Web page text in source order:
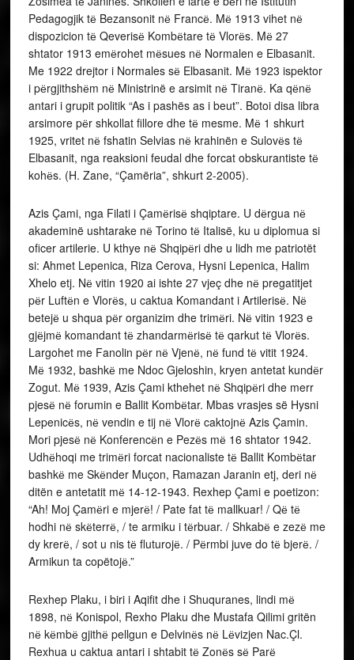
Pedagogjik tё Bezansonit nё Francё. Mё 1913 vihet nё
dispozicion tё Qeverisё Kombёtare tё Vlorёs. Mё 27
shtator 1913 emёrohet mёsues nё Normalen e Elbasanit.
Me 1922 drejtor i Normales sё Elbasanit. Mё 1923 ispektor
i pёrgjithshёm nё Ministrinë e arsimit nё Tiranё. Ka qёnё
antari i grupit politik “As i pashës as i beut”. Botoi disa libra
arsimore pёr shkollat fillore dhe tё mesme. Mё 1 shkurt
1925, vritet nё fshatin Selvias nё krahinën e Sulovёs tё
Elbasanit, nga reaksioni feudal dhe forcat obskurantiste tё
kohёs. (H. Zane, “Çamëria”, shkurt 2-2005).
Azis Çami, nga Filati i Çamёrisё shqiptare. U dёrgua nё
akademinë ushtarake nё Torino tё Italisë, ku u diplomua si
oficer artilerie. U kthye nё Shqipёri dhe u lidh me patriotët
si: Ahmet Lepenica, Riza Cerova, Hysni Lepenica, Halim
Xhelo etj. Nё vitin 1920 ai ishte 27 vjeç dhe nё pregatitjet
pёr Luftёn e Vlorёs, u caktua Komandant i Artilerisё. Nё
betejё u shqua pёr organizim dhe trimёri. Nё vitin 1923 e
gjёjmё komandant tё zhandarmёrisё tё qarkut tё Vlorёs.
Largohet me Fanolin pёr nё Vjenё, nё fund tё vitit 1924.
Mё 1932, bashkё me Ndoc Gjeloshin, kryen antetat kundёr
Zogut. Mё 1939, Azis Çami kthehet nё Shqipёri dhe merr
pjesё nё forumin e Ballit Kombёtar. Mbas vrasjes së Hysni
Lepenicёs, nё vendin e tij nё Vlorё caktojnё Azis Çamin.
Mori pjesё nё Konferencёn e Pezёs mё 16 shtator 1942.
Udhёhoqi me trimёri forcat nacionaliste tё Ballit Kombёtar
bashkё me Skёnder Muçon, Ramazan Jaranin etj, deri nё
ditën e antetatit mё 14-12-1943. Rexhep Çami e poetizon:
“Ah! Moj Çamёri e mjerё! / Pate fat tё mallkuar! / Qё tё
hodhi nё skёterrё, / te armiku i tёrbuar. / Shkabё e zezё me
dy krerё, / sot u nis tё fluturojё. / Pёrmbi juve do tё bjerё. /
Armikun ta copëtojё.”
Rexhep Plaku, i biri i Aqifit dhe i Shuquranes, lindi mё
1898, nё Konispol, Rexho Plaku dhe Mustafa Qilimi gritën
nё kёmbё gjithё pellgun e Delvinёs nё Lёvizjen Nac.Çl.
Rexhua u caktua antari i shtabit tё Zonёs sё Parё